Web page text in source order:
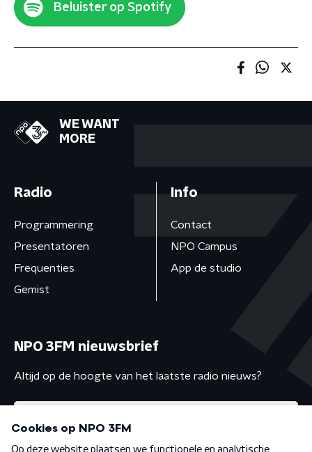
Beluister op Spotify
WE WANT
MORE
Radio
Programmering
Presentatoren
Frequenties
Gemist
Info
Contact
NPO Campus
App de studio
NPO 3FM nieuwsbrief
Altijd op de hoogte van het laatste radio nieuws?